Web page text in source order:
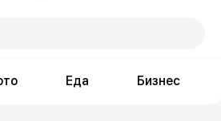
Еда Бизнес